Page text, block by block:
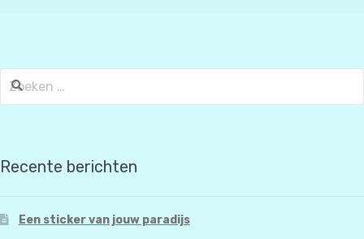
naar:
Recente berichten
Een sticker van jouw paradijs